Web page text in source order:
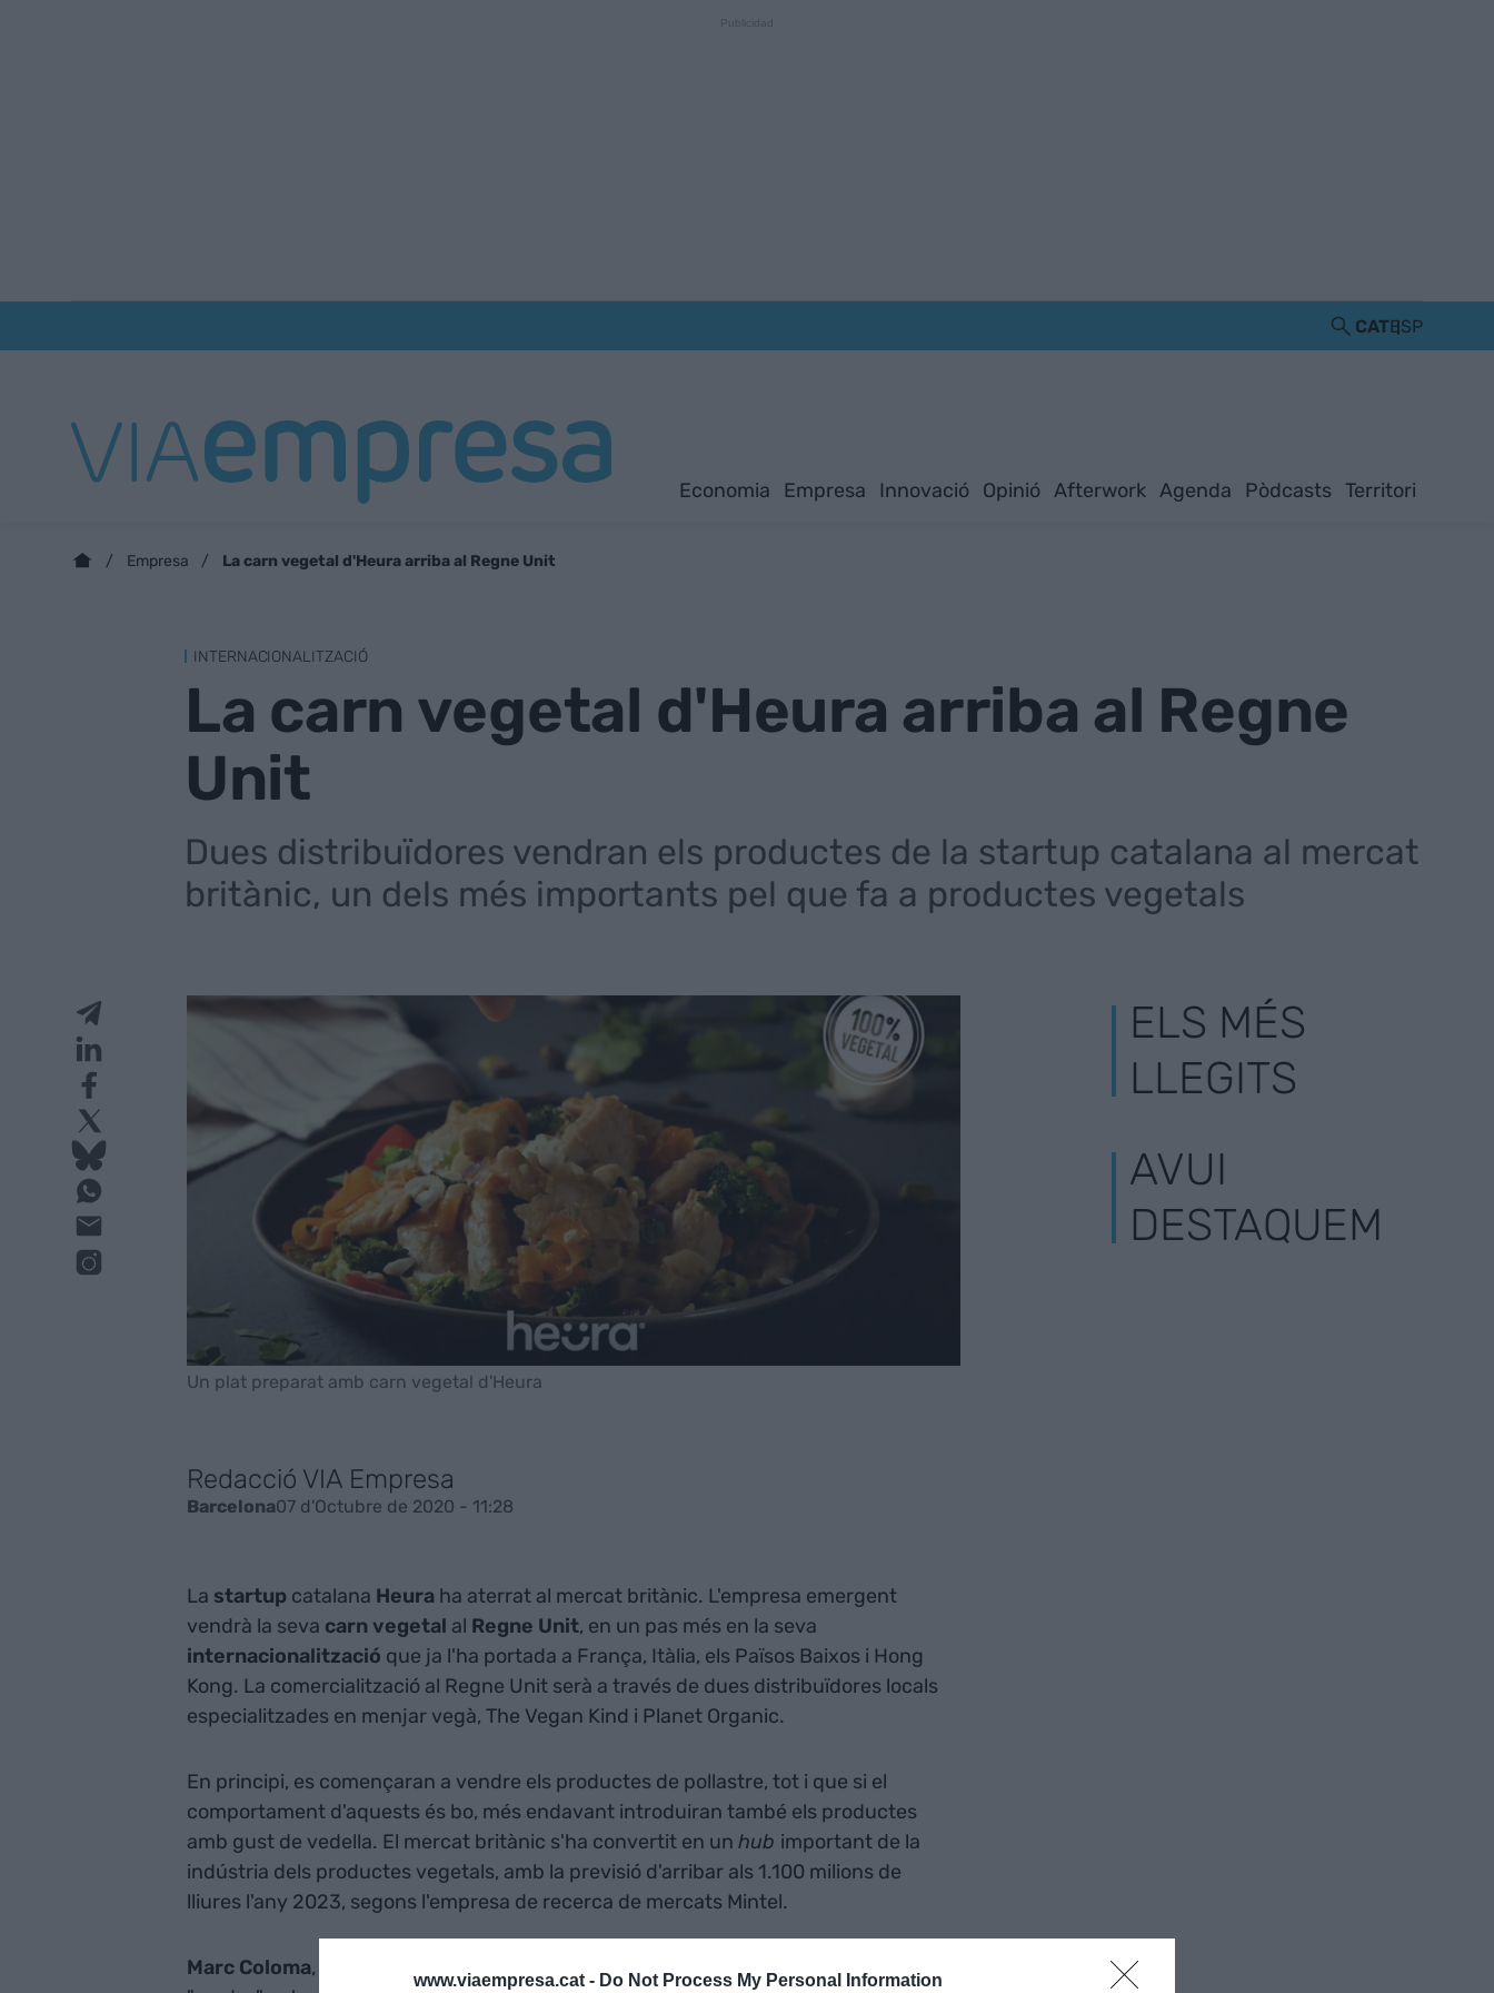
www.viaempresa.cat - Do Not Process My Personal Information
CATESP
Economia Empresa Innovació Opinió Afterwork Agenda Pòdcasts Territori
Empresa La carn vegetal d'Heura arriba al Regne Unit
INTERNACIONALITZACIÓ
La carn vegetal d'Heura arriba al Regne
Unit
Dues distribuïdores vendran els productes de la startup catalana al mercat
britànic, un dels més importants pel que fa a productes vegetals
Un plat preparat amb carn vegetal d'Heura
Redacció VIA Empresa
Barcelona07 d'Octubre de 2020 - 11:28
La startupcatalana Heuraha aterrat al mercat britànic. L'empresa emergent
vendrà la seva carn vegetal al Regne Unit, en un pas més en la seva
internacionalització que ja l'ha portada a França, Itàlia, els Països Baixos i Hong
Kong. La comercialització al Regne Unit serà a través de dues distribuïdores locals
especialitzades en menjar vegà, The Vegan Kind i Planet Organic.
En principi, es començaran a vendre els productes de pollastre, tot i que si el
comportament d'aquests és bo, més endavant introduiran també els productes
amb gust de vedella. El mercat britànic s'ha convertit en un hub important de la
indústria dels productes vegetals, amb la previsió d'arribar als 1.100 milions de
lliures l'any 2023, segons l'empresa de recerca de mercats Mintel.
Marc Coloma, director executiu i fundador d'Heura Foods el considera el més
ELS MÉS
LLEGITS
AVUI
DESTAQUEM